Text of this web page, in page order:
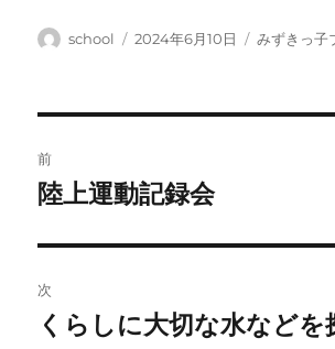
投
school
投
2024年6月10日
カ
みずきっ子
稿
ビ
ゲ
前
前
投
稿:
陸上運動記録会
次
次
くらしに大切な水などを